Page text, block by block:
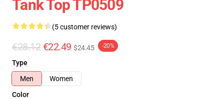
Tank Top TP0509
(5 customer reviews)
€28.12 €22.49 $24.45 -20%
Type
Men
Women
Color